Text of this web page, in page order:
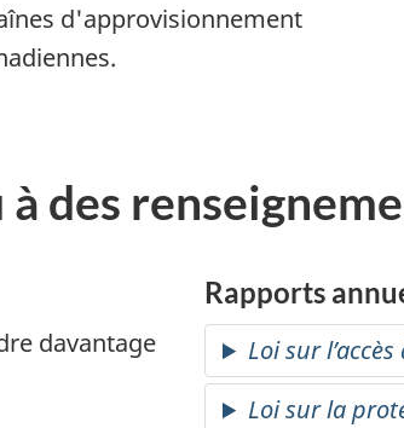
d'approvisionnement
des
davantage
Rapports
Loi sur
Loi sur la